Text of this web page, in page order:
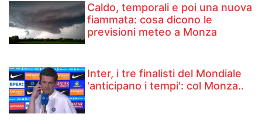
Caldo, temporali e poi una nuova
fiammata: cosa dicono le
previsioni meteo a Monza
Inter, i tre finalisti del Mondiale
'anticipano i tempi': col Monza..